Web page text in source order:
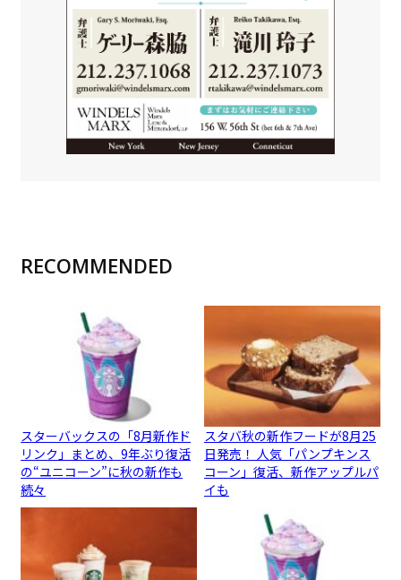
RECOMMENDED
スターバックスの「8月新作ド
リンク」まとめ、9年ぶり復活
の“ユニコーン”に秋の新作も
続々
スタバ秋の新作フードが8月25
日発売！ 人気「パンプキンス
コーン」復活、新作アップルパ
イも